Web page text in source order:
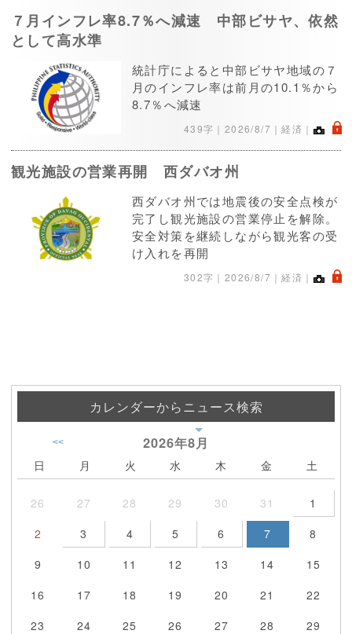
７月インフレ率8.7％へ減速 中部ビサヤ、依然
として高水準
統計庁によると中部ビサヤ地域の７
月のインフレ率は前月の10.1％から
8.7％へ減速
439字｜ 2026/8/7 ｜経済｜ .
観光施設の営業再開 西ダバオ州
西ダバオ州では地震後の安全点検が
完了し観光施設の営業停止を解除。
安全対策を継続しながら観光客の受
け入れを再開
302字｜ 2026/8/7 ｜経済｜ .
カレンダーからニュース検索
2026年8月
<<
日 月 火 水 木 金 土
26 27 28 29 30 31
1
2
3 4 5 6 7
8
9
10 11 12 13 14
15
16
17 18 19 20 21
22
23
24 25 26 27 28 29